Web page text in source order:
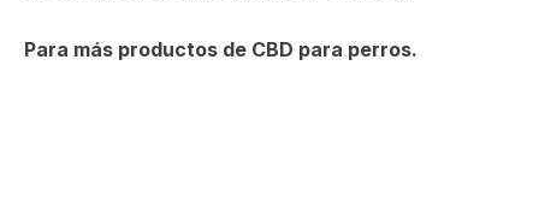
Para más productos de CBD para perros.